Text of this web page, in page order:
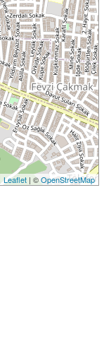
Leaflet| ©OpenStreetMap